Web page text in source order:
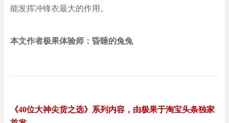
能发挥冲锋衣最大的作用。
本文作者极果体验师：昏睡的兔兔
《40位大神尖货之选》系列内容，由极果于淘宝头条独家